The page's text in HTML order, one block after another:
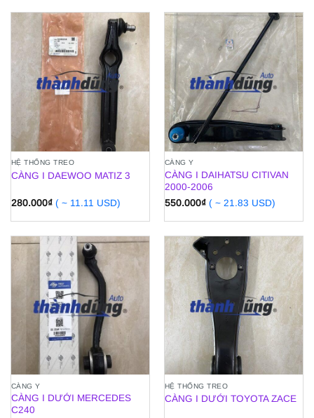
HỆ THỐNG TREO
CÀNG I DAEWOO MATIZ 3
280.000₫ ( ~ 11.11 USD)
CÀNG Y
CÀNG I DAIHATSU CITIVAN
2000-2006
550.000₫ ( ~ 21.83 USD)
CÀNG Y
CÀNG I DƯỚI MERCEDES
C240
HỆ THỐNG TREO
CÀNG I DƯỚI TOYOTA ZACE